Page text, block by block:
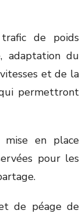
de poids
adaptation du
et de la
permettront
en place
pour les
de péage de